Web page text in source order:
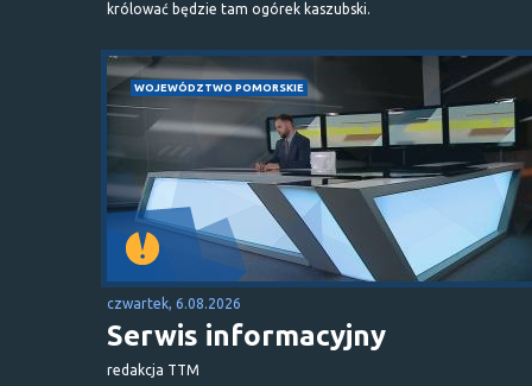
królować będzie tam ogórek kaszubski.
WOJEWÓDZTWO POMORSKIE
czwartek, 6.08.2026
Serwis informacyjny
redakcja TTM